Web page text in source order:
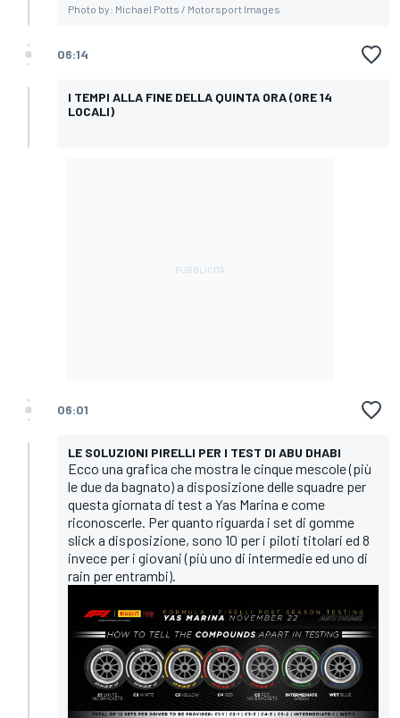
Photo by: Michael Potts / Motorsport Images
06:14
I TEMPI ALLA FINE DELLA QUINTA ORA (ORE 14
LOCALI)
06:01
LE SOLUZIONI PIRELLI PER I TEST DI ABU DHABI
Ecco una grafica che mostra le cinque mescole (più
le due da bagnato) a disposizione delle squadre per
questa giornata di test a Yas Marina e come
riconoscerle. Per quanto riguarda i set di gomme
slick a disposizione, sono 10 per i piloti titolari ed 8
invece per i giovani (più uno di intermedie ed uno di
rain per entrambi).